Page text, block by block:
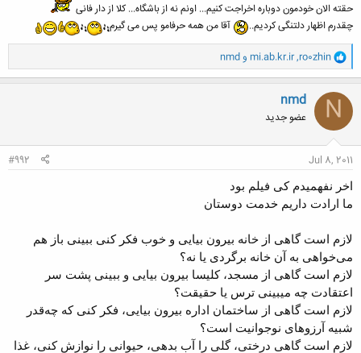
حقته الان خودمون دوباره اخراجت کنیم... اونم نه از باشگاه... کلا از دار فانی
چقدرم اظهار دلتنگی کردیم..
آقا من همه حرفامو پس می گیرم
و
ا
ک
ن
ش
ه
ا
ro0zhin
,
mi.ab.kr.ir وnmd
N
nmd
عضو جدید
Jul 8, 2011
#992
اخر نفهمیدم کی فیلم بود
ما ارادت داریم خدمت دوستان
لازم است گاهی از خانه بیرون بیایی و خوب فکر کنی ببینی باز هم
می‌خواهی به آن خانه برگردی یا نه؟
لازم است گاهی از مسجد، کلیسا بیرون بیایی و ببینی پشت سر
اعتقادت چه میبینی ترس یا حقیقت؟
لازم است گاهی از ساختمان اداره بیرون بیایی، فکر کنی که چه‌قدر
شبیه آرزوهای نوجوانیت است؟
لازم است گاهی درختی، گلی را آب بدهی، حیوانی را نوازش کنی، غذا